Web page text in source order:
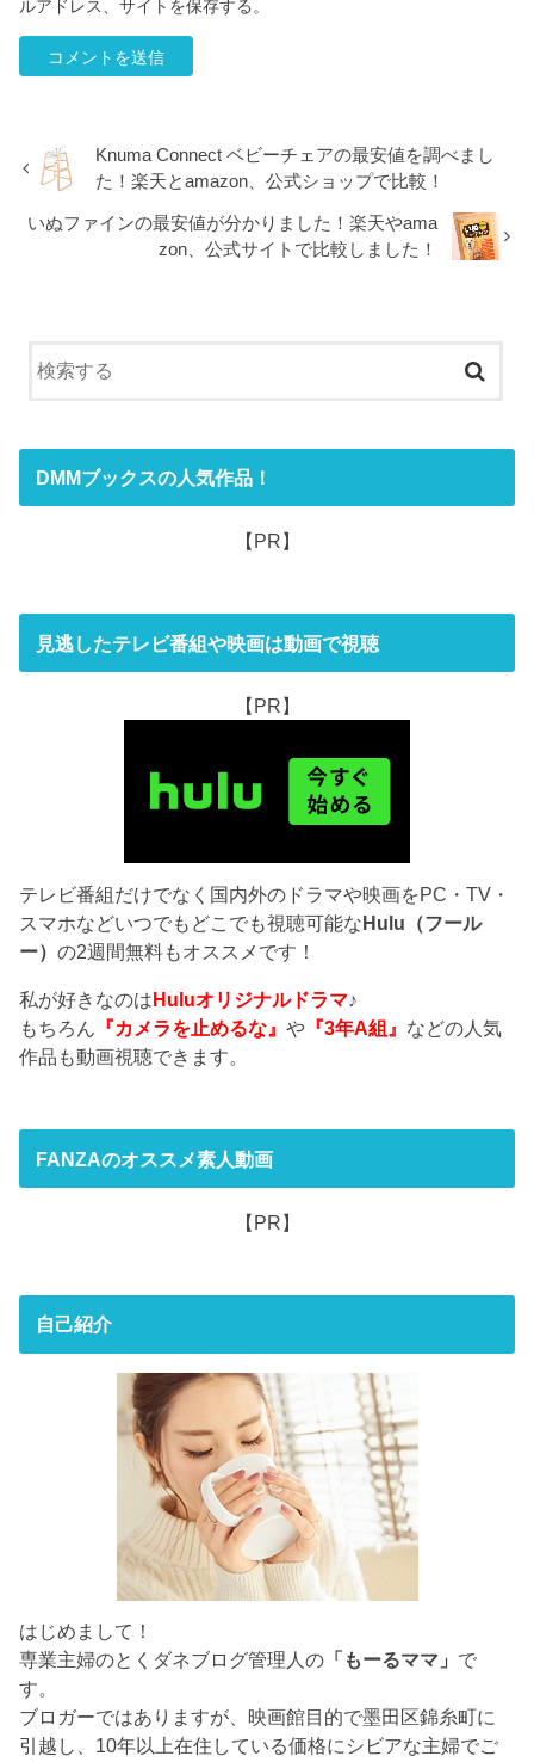
ルアドレス、サイトを保存する。
Knuma Connect ベビーチェアの最安値を調べまし
た！楽天とamazon、公式ショップで比較！
いぬファインの最安値が分かりました！楽天やama
zon、公式サイトで比較しました！
DMMブックスの人気作品！
【PR】
見逃したテレビ番組や映画は動画で視聴
【PR】
テレビ番組だけでなく国内外のドラマや映画をPC・TV・
スマホなどいつでもどこでも視聴可能なHulu（フール
ー）の2週間無料もオススメです！
私が好きなのはHuluオリジナルドラマ♪
もちろん 『カメラを止めるな』や 『3年A組』 などの人気
作品も動画視聴できます。
FANZAのオススメ素人動画
【PR】
自己紹介
はじめまして！
専業主婦のとくダネブログ管理人の 「もーるママ」 で
す。
ブロガーではありますが、映画館目的で墨田区錦糸町に
引越し、10年以上在住している価格にシビアな主婦でご